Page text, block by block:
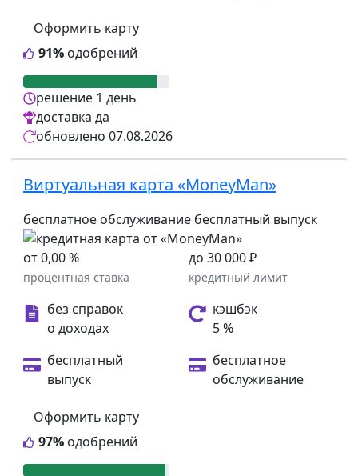
91% одобрений
Оформить карту
решение 1 день
доставка да
обновлено 07.08.2026
Виртуальная карта «MoneyMan»
бесплатное обслуживание бесплатный выпуск
от 0,00 %
процентная ставка
до 30 000 ₽
кредитный лимит
без справок
о доходах
кэшбэк
5 %
бесплатный
выпуск
бесплатное
обслуживание
97% одобрений
Оформить карту